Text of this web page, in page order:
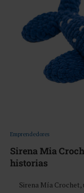
Emprendedores
Sirena Mia
historias
Sirena Mía Crochet,